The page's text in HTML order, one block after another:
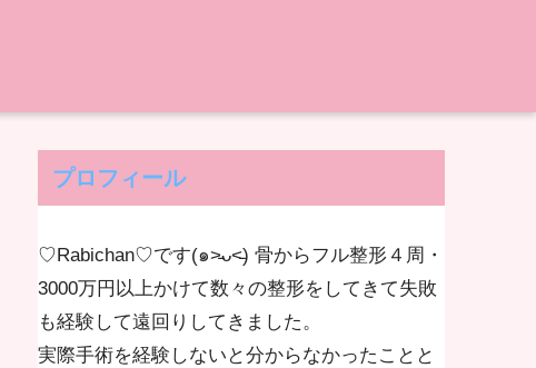
プロフィール
♡Rabichan♡です(๑˃̵ᴗ˂̵) 骨からフル整形４周・
3000万円以上かけて数々の整形をしてきて失敗
も経験して遠回りしてきました。
実際手術を経験しないと分からなかったことと